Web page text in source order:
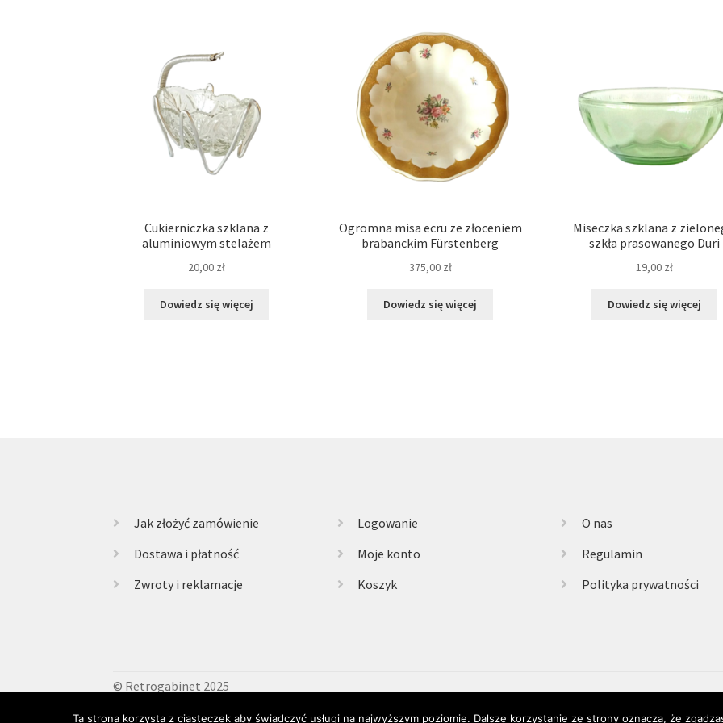
Cukierniczka szklana z
aluminiowym stelażem
20,00 zł
Dowiedz się więcej
Ogromna misa ecru ze złoceniem
brabanckim Fürstenberg
375,00 zł
Dowiedz się więcej
Miseczka szklana z
szkła prasowanego Duri
19,00 zł
Dowiedz się więcej
Jak złożyć zamówienie
Dostawa i płatność
Zwroty i reklamacje
Logowanie
Moje konto
Koszyk
O nas
Regulamin
Polityka prywatności
© Retrogabinet 2025
Ta strona korzysta z ciasteczek aby świadczyć usługi na najwyższym poziomie. Dalsze korzystanie ze strony oznacza, że